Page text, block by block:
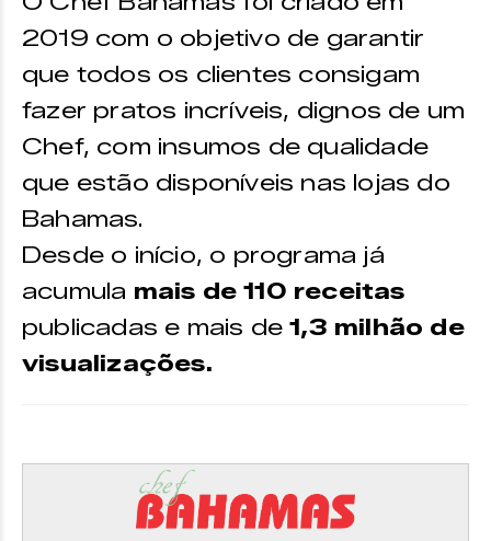
2019 com o objetivo de garantir
que todos os clientes consigam
fazer pratos incríveis, dignos de um
Chef, com insumos de qualidade
que estão disponíveis nas lojas do
Bahamas.
Desde o início, o programa já
acumula mais de 110 receitas
publicadas e mais de1,3 milhão de
visualizações.